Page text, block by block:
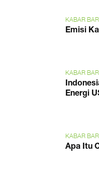
KABAR
Emisi
KABAR
Energi
KABAR
Apa Itu